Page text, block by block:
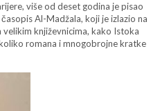
više od deset godina je pisao
Al-Madžala, koji je izlazio na
književnicima, kako Istoka
romana i mnogobrojne kratke